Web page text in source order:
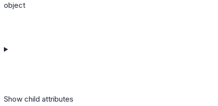
object
Show child attributes